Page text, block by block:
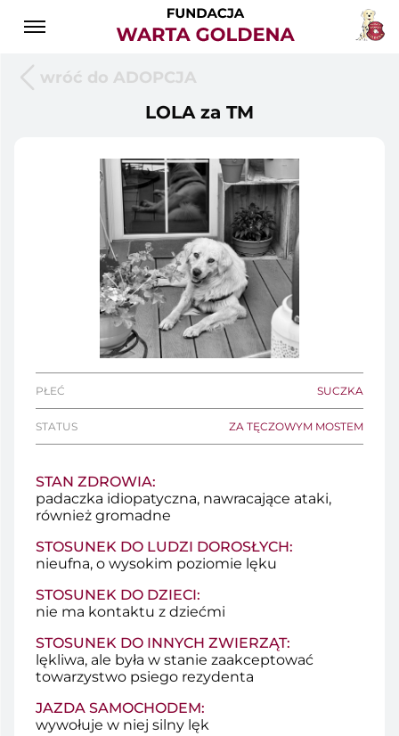
wróć do ADOPCJA
LOLA za TM
PŁEĆ SUCZKA
STATUS ZA TĘCZOWYM MOSTEM
STAN ZDROWIA:
padaczka idiopatyczna, nawracające ataki,
również gromadne
STOSUNEK DO LUDZI DOROSŁYCH:
nieufna, o wysokim poziomie lęku
STOSUNEK DO DZIECI:
nie ma kontaktu z dziećmi
STOSUNEK DO INNYCH ZWIERZĄT:
lękliwa, ale była w stanie zaakceptować
towarzystwo psiego rezydenta
JAZDA SAMOCHODEM:
wywołuje w niej silny lęk